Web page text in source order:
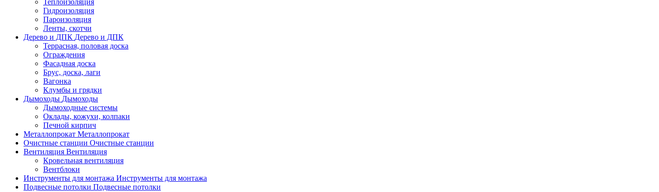
Теплоизоляция
Гидроизоляция
Пароизоляция
Ленты, скотчи
Дерево и ДПК Дерево и ДПК
Террасная, половая доска
Ограждения
Фасадная доска
Брус, доска, лаги
Вагонка
Клумбы и грядки
Дымоходы Дымоходы
Дымоходные системы
Оклады, кожухи, колпаки
Печной кирпич
Металлопрокат Металлопрокат
Очистные станции Очистные станции
Вентиляция Вентиляция
Кровельная вентиляция
Вентблоки
Инструменты для монтажа Инструменты для монтажа
Подвесные потолки Подвесные потолки